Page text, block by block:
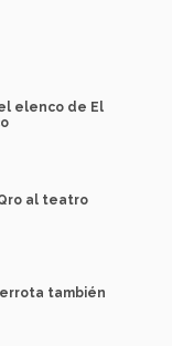
elenco de El
al teatro
también